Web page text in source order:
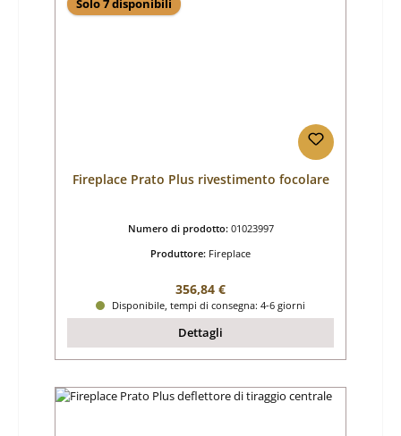
Fireplace Prato Plus rivestimento focolare
Numero di prodotto: 01023997
Produttore: Fireplace
Prezzo normale:
356,84 €
Disponibile, tempi di consegna: 4-6 giorni
Dettagli